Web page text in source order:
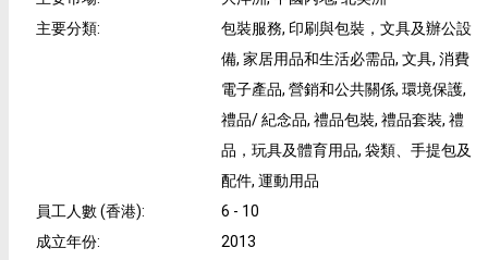
主要分類:
包裝服務, 印刷與包裝，文具及辦公設
備, 家居用品和生活必需品, 文具, 消費
電子產品, 營銷和公共關係, 環境保護,
禮品/ 紀念品, 禮品包裝, 禮品套裝, 禮
品，玩具及體育用品, 袋類、手提包及
配件, 運動用品
員工人數 (香港):
6 - 10
成立年份: 2013